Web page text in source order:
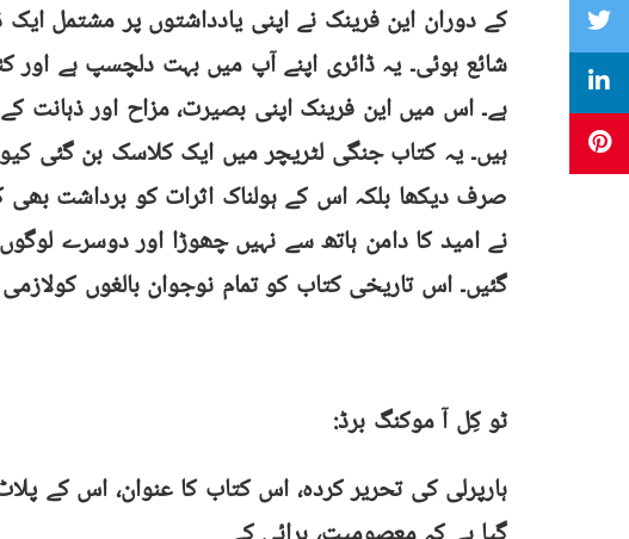
کے دوران این فرینک نے اپنی یادداشتوں پر مشتمل
شائع ہوئی۔ یہ ڈائری اپنے آپ میں بہت دلچسپ ہے اور
ہے۔ اس میں این فرینک اپنی بصیرت، مزاح اور ذہانت
ہیں۔ یہ کتاب جنگی لٹریچر میں ایک کلاسک بن گئی
صرف دیکھا بلکہ اس کے ہولناک اثرات کو برداشت
نے امید کا دامن ہاتھ سے نہیں چھوڑا اور دوسرے
گئیں۔ اس تاریخی کتاب کو تمام نوجوان بالغوں
ٹو کِل آ موکنگ برڈ:
ہارپرلی کی تحریر کردہ، اس کتاب کا عنوان، اس کے